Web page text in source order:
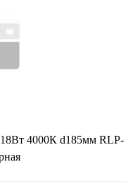
4000К d185мм RLP-